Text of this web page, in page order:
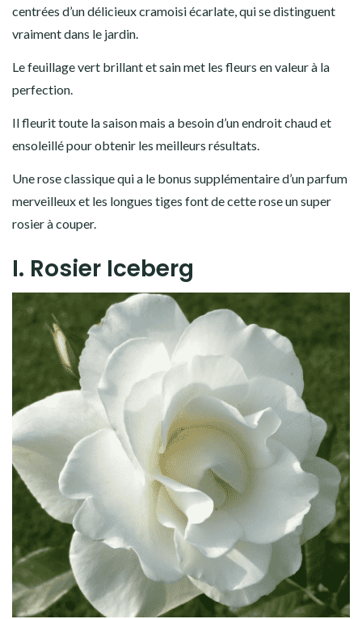
centrées d’un délicieux cramoisi écarlate, qui se distinguent
vraiment dans le jardin.
Le feuillage vert brillant et sain met les fleurs en valeur à la
perfection.
Il fleurit toute la saison mais a besoin d’un endroit chaud et
ensoleillé pour obtenir les meilleurs résultats.
Une rose classique qui a le bonus supplémentaire d’un parfum
merveilleux et les longues tiges font de cette rose un super
rosier à couper.
I. Rosier Iceberg